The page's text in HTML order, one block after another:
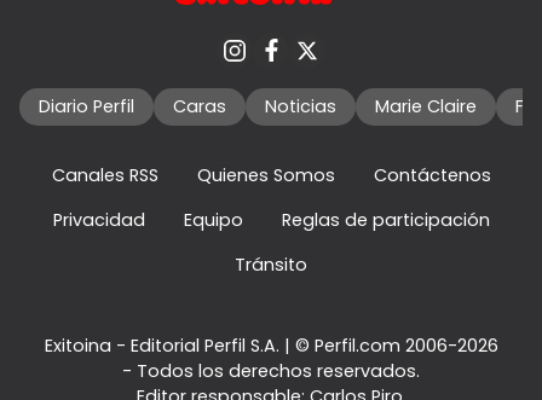
Diario Perfil Caras Noticias Marie Claire
Canales RSS Quienes Somos
Contáctenos
Privacidad
Equipo
Reglas de participación
Tránsito
Exitoina - Editorial Perfil S.A. | © Perfil.com 2006-2026
- Todos los derechos reservados.